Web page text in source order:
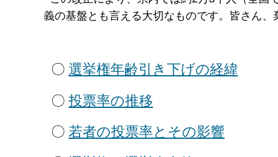
義の基盤とも言える大切なものです。皆さん、
〇 選挙権年齢引き下げの経緯
〇 投票率の推移
〇 若者の投票率とその影響